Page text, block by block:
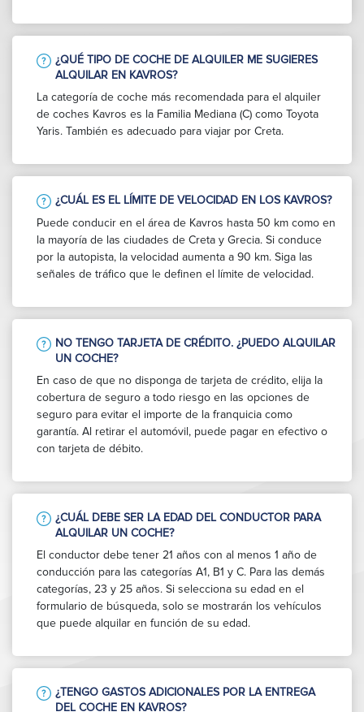
¿QUÉ TIPO DE COCHE DE ALQUILER ME SUGIERES
ALQUILAR EN KAVROS?
La categoría de coche más recomendada para el alquiler
de coches Kavros es la Familia Mediana (C) como Toyota
Yaris. También es adecuado para viajar por Creta.
¿CUÁL ES EL LÍMITE DE VELOCIDAD EN LOS KAVROS?
Puede conducir en el área de Kavros hasta 50 km como en
la mayoría de las ciudades de Creta y Grecia. Si conduce
por la autopista, la velocidad aumenta a 90 km. Siga las
señales de tráfico que le definen el límite de velocidad.
NO TENGO TARJETA DE CRÉDITO. ¿PUEDO ALQUILAR
UN COCHE?
En caso de que no disponga de tarjeta de crédito, elija la
cobertura de seguro a todo riesgo en las opciones de
seguro para evitar el importe de la franquicia como
garantía. Al retirar el automóvil, puede pagar en efectivo o
con tarjeta de débito.
¿CUÁL DEBE SER LA EDAD DEL CONDUCTOR PARA
ALQUILAR UN COCHE?
El conductor debe tener 21 años con al menos 1 año de
conducción para las categorías A1, B1 y C. Para las demás
categorías, 23 y 25 años. Si selecciona su edad en el
formulario de búsqueda, solo se mostrarán los vehículos
que puede alquilar en función de su edad.
¿TENGO GASTOS ADICIONALES POR LA ENTREGA
DEL COCHE EN KAVROS?